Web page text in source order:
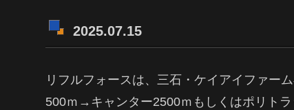
2025.07.15
リフルフォースは、三石・ケイアイファー
500ｍ→キャンター2500ｍもしくはポリト